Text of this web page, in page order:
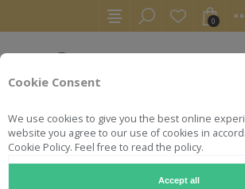
Cookie Consent
We use cookies to give you the best online
website you agree to our use of cookies in
Cookie Policy. Feel free to read the policy.
Accept all
0